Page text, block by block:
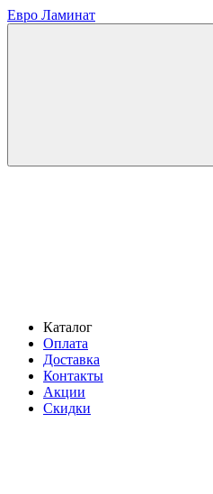
Евро Ламинат
Каталог
Оплата
Доставка
Контакты
Акции
Скидки